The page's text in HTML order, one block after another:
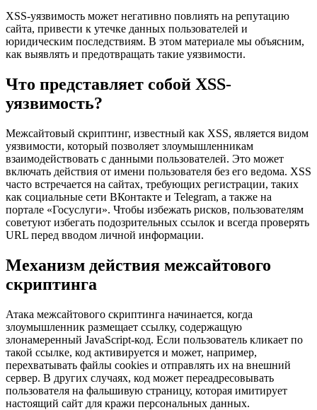
XSS-уязвимость может негативно повлиять на репутацию
сайта, привести к утечке данных пользователей и
юридическим последствиям. В этом материале мы объясним,
как выявлять и предотвращать такие уязвимости.
Что представляет собой XSS-
уязвимость?
Межсайтовый скриптинг, известный как XSS, является видом
уязвимости, который позволяет злоумышленникам
взаимодействовать с данными пользователей. Это может
включать действия от имени пользователя без его ведома. XSS
часто встречается на сайтах, требующих регистрации, таких
как социальные сети ВКонтакте и Telegram, а также на
портале «Госуслуги». Чтобы избежать рисков, пользователям
советуют избегать подозрительных ссылок и всегда проверять
URL перед вводом личной информации.
Механизм действия межсайтового
скриптинга
Атака межсайтового скриптинга начинается, когда
злоумышленник размещает ссылку, содержащую
злонамеренный JavaScript-код. Если пользователь кликает по
такой ссылке, код активируется и может, например,
перехватывать файлы cookies и отправлять их на внешний
сервер. В других случаях, код может переадресовывать
пользователя на фальшивую страницу, которая имитирует
настоящий сайт для кражи персональных данных.